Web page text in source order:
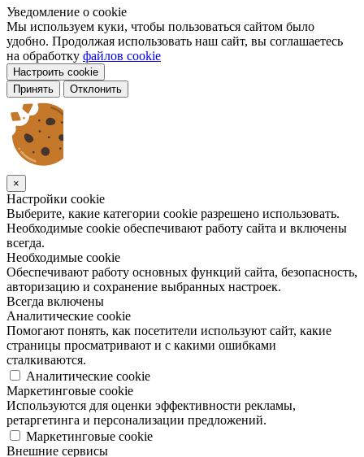
Уведомление о cookie
Мы используем куки, чтобы пользоваться сайтом было
удобно. Продолжая использовать наш сайт, вы соглашаетесь
на обработку файлов cookie
Настроить cookie
Принять
Отклонить
×
Настройки cookie
Выберите, какие категории cookie разрешено использовать.
Необходимые cookie обеспечивают работу сайта и включены
всегда.
Необходимые cookie
Обеспечивают работу основных функций сайта, безопасность,
авторизацию и сохранение выбранных настроек.
Всегда включены
Аналитические cookie
Помогают понять, как посетители используют сайт, какие
страницы просматривают и с какими ошибками
сталкиваются.
Аналитические cookie
Маркетинговые cookie
Используются для оценки эффективности рекламы,
ретаргетинга и персонализации предложений.
Маркетинговые cookie
Внешние сервисы